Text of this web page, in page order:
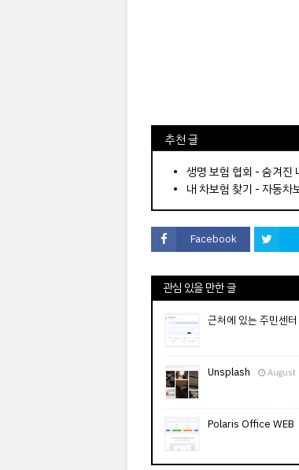
⠀추천 글
⠀­­­­­­­­؜؜؜؜­­­­­­­­؜؜؜؜• 생명 보험 협회 - 숨겨진
내 차보험 찾기 - 자동차
Facebook
관심 있을 만한 글
근처에 있는 주민센
Unsplash
Polaris Office WEB